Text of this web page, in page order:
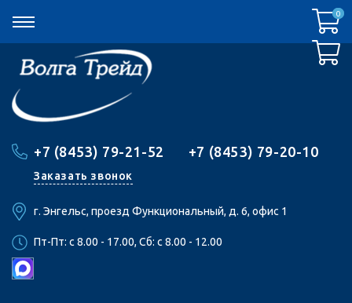
+7 (8453) 79-21-52 +7 (8453) 79-20-10
Заказать звонок
г. Энгельс, проезд Функциональный, д. 6, офис 1
Пт-Пт: c 8.00 - 17.00, Сб: c 8.00 - 12.00
0
0